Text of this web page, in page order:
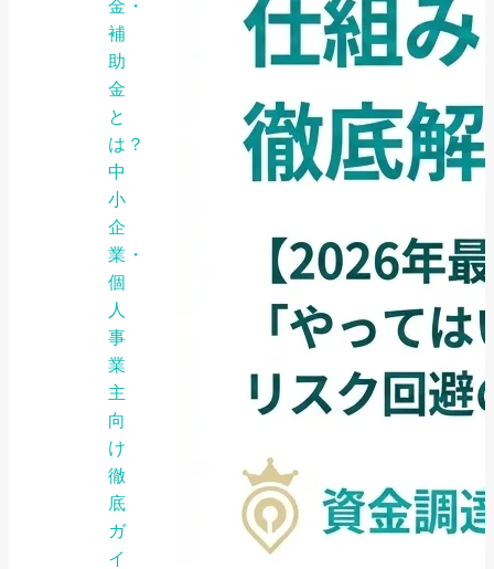
金・
補
助
金
と
は？
中
小
企
業・
個
人
事
業
主
向
け
徹
底
ガ
イ